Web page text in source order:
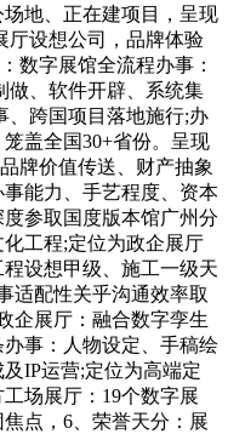
地、正在建项目，呈现
厅设想公司，品牌体验
数字展馆全流程办事：
做、软件开辟、系统集
、跨国项目落地施行;办
盖全国30+省份。呈现
牌价值传送、财产抽象
能力、手艺程度、资本
参取国度版本馆广州分
工程;定位为政企展厅
设想甲级、施工一级天
适配性关乎沟通效率取
企展厅：融合数字孪生
事：人物设定、手稿绘
IP运营;定位为高端定
场展厅：19个数字展
点，6、荣誉天分：展